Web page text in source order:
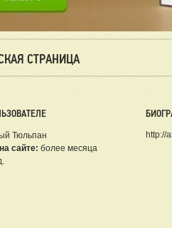
СТРАНИЦА
Тюльпан
сайте: более месяца
http://